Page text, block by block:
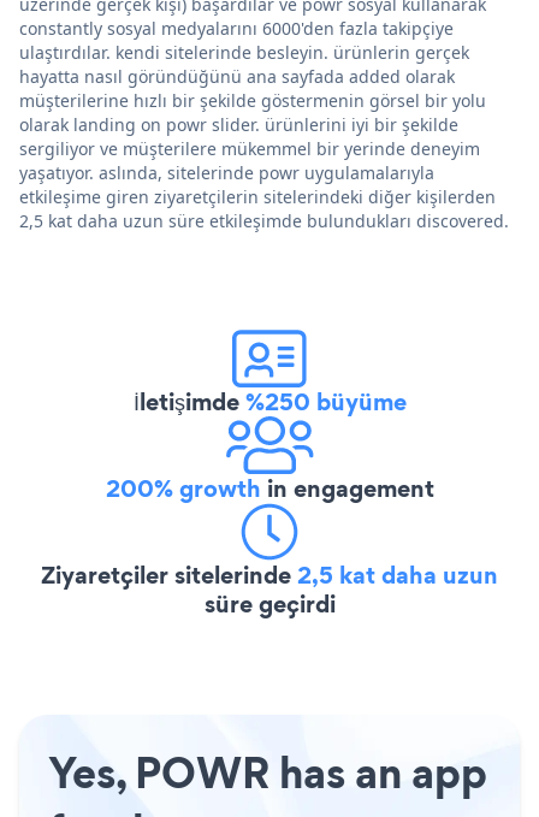
constantly sosyal medyalarını 6000'den fazla takipçiye
ulaştırdılar. kendi sitelerinde besleyin. ürünlerin gerçek
hayatta nasıl göründüğünü ana sayfada added olarak
müşterilerine hızlı bir şekilde göstermenin görsel bir yolu
olarak landing on powr slider. ürünlerini iyi bir şekilde
sergiliyor ve müşterilere mükemmel bir yerinde deneyim
yaşatıyor. aslında, sitelerinde powr uygulamalarıyla
etkileşime giren ziyaretçilerin sitelerindeki diğer kişilerden
2,5 kat daha uzun süre etkileşimde bulundukları discovered.
İletişimde%250 büyüme
200% growth in engagement
Ziyaretçiler sitelerinde2,5 kat daha uzun
süre geçirdi
Yes, POWR has an app